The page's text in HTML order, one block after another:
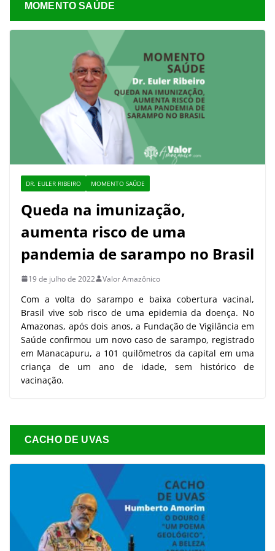
MOMENTO SAÚDE
DR. EULER RIBEIRO MOMENTO SAÚDE
Queda na imunização,
aumenta risco de uma
pandemia de sarampo no Brasil
19 de julho de 2022 Valor Amazônico
Com a volta do sarampo e baixa cobertura vacinal,
Brasil vive sob risco de uma epidemia da doença. No
Amazonas, após dois anos, a Fundação de Vigilância em
Saúde confirmou um novo caso de sarampo, registrado
em Manacapuru, a 101 quilômetros da capital em uma
criança de um ano de idade, sem histórico de
vacinação.
CACHO DE UVAS